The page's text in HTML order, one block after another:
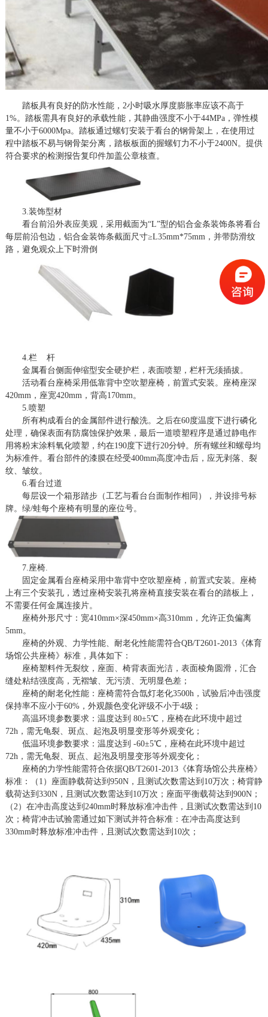
踏板具有良好的防水性能， 2小时吸水厚度膨胀率应该不高于
1%。踏板需具有良好的承载性能，其静曲强度不小于44MPa，弹性模
量不小于6000Mpa。踏板通过螺钉安装于看台的钢骨架上，在使用过
程中踏板不易与钢骨架分离，踏板板面的握螺钉力不小于2400N。提供
符合要求的检测报告复印件加盖公章核查。
3.装饰型材
看台前沿外表应美观，采用截面为“L”型的铝合金条装饰条将看台
每层前沿包边，铝合金装饰条截面尺寸≥L35mm*75mm，并带防滑纹
路，避免观众上下时滑倒
4.栏 杆
金属看台侧面伸缩型安全硬护栏，表面喷塑，栏杆无须插拔。
活动看台座椅采用低靠背中空吹塑座椅，前置式安装。座椅座深
420mm，座宽420mm，背高170mm。
5.喷塑
所有构成看台的金属部件进行酸洗。之后在60度温度下进行磷化
处理，确保表面有防腐蚀保护效果，最后一道喷塑程序是通过静电作
用将粉末涂料氧化喷塑，约在190度下进行20分钟。所有螺丝和螺母均
为标准件。看台部件的漆膜在经受400mm高度冲击后，应无剥落、裂
纹、皱纹。
6.看台过道
每层设一个箱形踏步（工艺与看台台面制作相同），并设排号标
牌。绿/蛙每个座椅有明显的座位号。
7.座椅.
固定金属看台座椅采用中靠背中空吹塑座椅，前置式安装。座椅
上有三个安装孔，透过座椅安装孔将座椅直接安装在看台的踏板上，
不需要任何金属连接片。
座椅外形尺寸：宽410mm×深450mm×高310mm，允许正负偏离
5mm。
座椅的外观、力学性能、耐老化性能需符合QB/T2601-2013《体育
场馆公共座椅》标准，具体如下：
座椅塑料件无裂纹，座面、椅背表面光洁，表面棱角圆滑，汇合
缝处粘结强度高，无褶皱、无污渍、无明显色差；
座椅的耐老化性能：座椅需符合氙灯老化3500h，试验后冲击强度
保持率不应小于60%，外观颜色变化评级不小于4级；
高温环境参数要求：温度达到 80±5℃，座椅在此环境中超过
72h，需无龟裂、斑点、起泡及明显变形等外观变化；
低温环境参数要求：温度达到 -60±5℃，座椅在此环境中超过
72h，需无龟裂、斑点、起泡及明显变形等外观变化；
座椅的力学性能需符合依据QB/T2601-2013《体育场馆公共座椅》
标准：（1）座面静载荷达到950N，且测试次数需达到10万次；椅背静
载荷达到330N，且测试次数需达到10万次；座面平衡载荷达到900N；
（2）在冲击高度达到240mm时释放标准冲击件，且测试次数需达到10
次；椅背冲击试验需通过如下测试并符合标准：在冲击高度达到
330mm时释放标准冲击件，且测试次数需达到10次；